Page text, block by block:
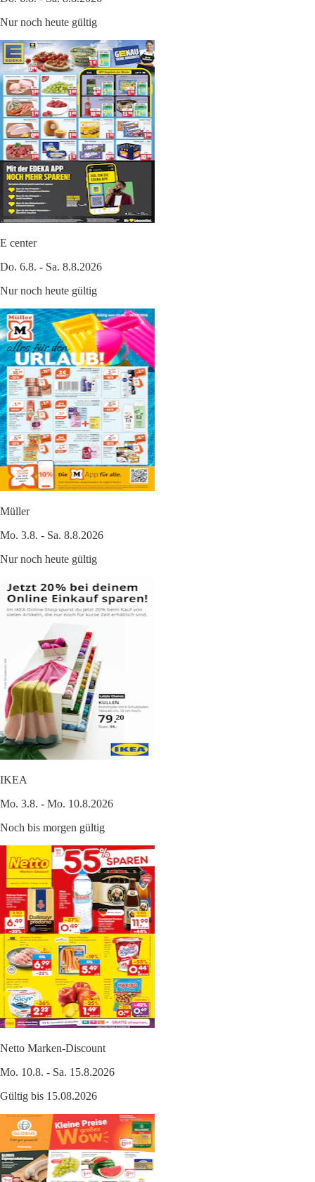
Nur noch heute gültig
E center
Do. 6.8. - Sa. 8.8.2026
Nur noch heute gültig
Müller
Mo. 3.8. - Sa. 8.8.2026
Nur noch heute gültig
IKEA
Mo. 3.8. - Mo. 10.8.2026
Noch bis morgen gültig
Netto Marken-Discount
Mo. 10.8. - Sa. 15.8.2026
Gültig bis 15.08.2026